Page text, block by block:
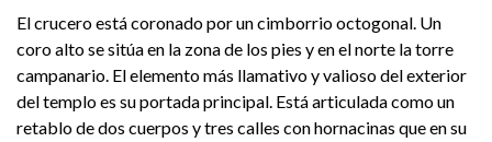
El crucero está coronado por un cimborrio octogonal. Un
coro alto se sitúa en la zona de los pies y en el norte la torre
campanario. El elemento más llamativo y valioso del exterior
del templo es su portada principal. Está articulada como un
retablo de dos cuerpos y tres calles con hornacinas que en su